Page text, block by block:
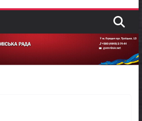
проводить опитування щодо
права осіб з інвалідністю на працю
Чернігівщини!
першокласників уже можуть
«Пакунок школяра»